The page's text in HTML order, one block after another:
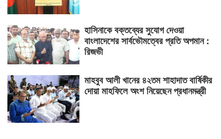
হাসিনাকে বক্তব্যের সুযোগ দেওয়া
বাংলাদেশের সার্বভৌমত্বের প্রতি অপমান :
রিজভী
মাহবুব আলী খানের ৪২তম শাহাদাত বার্ষিকীর
দোয়া মাহফিলে অংশ নিয়েছেন প্রধানমন্ত্রী